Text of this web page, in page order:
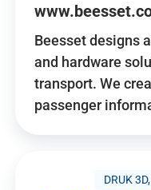
Beesset designs
and hardware
transport. We
passenger
DRUK